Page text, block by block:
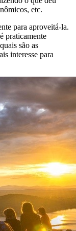
etc.
para aproveitá-la.
praticamente
são as
interesse para